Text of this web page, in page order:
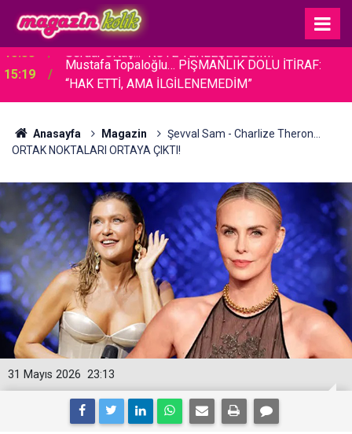
15:19
Mustafa Topaloğlu… PİŞMANLIK DOLU İTİRAF:
“HAK ETTİ, AMA İLGİLENEMEDİM”
Anasayfa Magazin
Şevval Sam - Charlize Theron...
ORTAK NOKTALARI ORTAYA ÇIKTI!
23:13
31 Mayıs 2026